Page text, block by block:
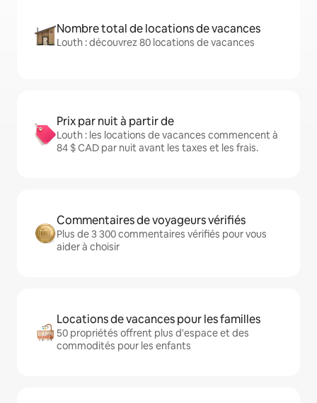
Nombre total de locations de vacances
Louth : découvrez 80 locations de vacances
Prix par nuit à partir de
Louth : les locations de vacances commencent à
84 $ CAD par nuit avant les taxes et les frais.
Commentaires de voyageurs vérifiés
Plus de 3 300 commentaires vérifiés pour vous
aider à choisir
Locations de vacances pour les familles
50 propriétés offrent plus d'espace et des
commodités pour les enfants